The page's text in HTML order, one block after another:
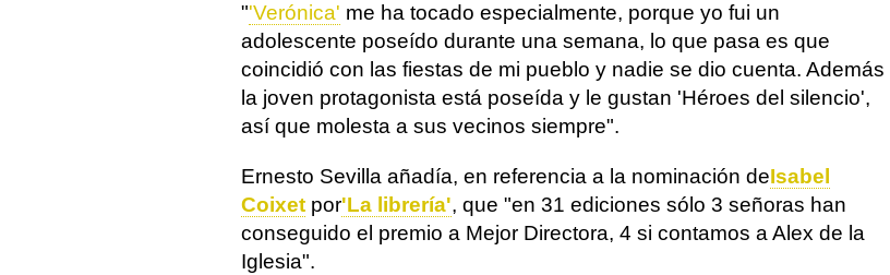
"'Verónica' me ha tocado especialmente, porque yo fui un
adolescente poseído durante una semana, lo que pasa es que
coincidió con las fiestas de mi pueblo y nadie se dio cuenta. Además
la joven protagonista está poseída y le gustan 'Héroes del silencio',
así que molesta a sus vecinos siempre".
Ernesto Sevilla añadía, en referencia a la nominación deIsabel
Coixet por'La librería', que "en 31 ediciones sólo 3 señoras han
conseguido el premio a Mejor Directora, 4 si contamos a Alex de la
Iglesia".